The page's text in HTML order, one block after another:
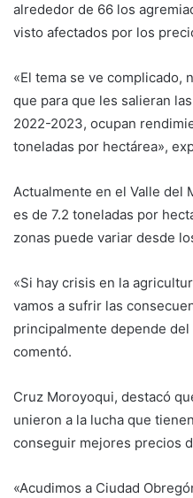
alrededor de 66 los
visto afectados por los
«El tema se ve complicado,
que para que les salieran
2022-2023, ocupan
toneladas por hectárea»,
Actualmente en el Valle del
es de 7.2 toneladas por
zonas puede variar desde
«Si hay crisis en la
vamos a sufrir las
principalmente depende
comentó.
Cruz Moroyoqui, destacó
unieron a la lucha que
conseguir mejores precios
«Acudimos a Ciudad